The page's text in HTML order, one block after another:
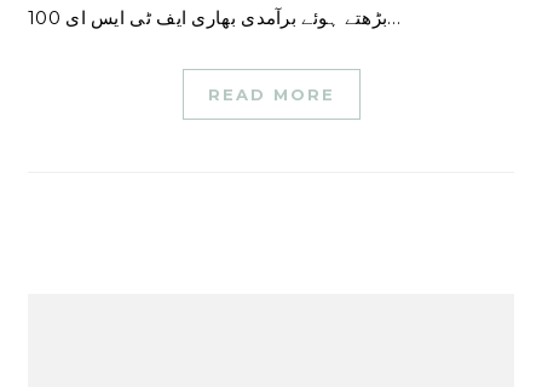
بڑھتے ہوئے برآمدی بھاری ایف ٹی ایس ای 100…
READ MORE